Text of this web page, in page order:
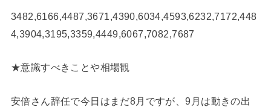
3482,6166,4487,3671,4390,6034,4593,6232,7172,448
4,3904,3195,3359,4449,6067,7082,7687
★意識すべきことや相場観
安倍さん辞任で今日はまだ8月ですが、9月は動きの出